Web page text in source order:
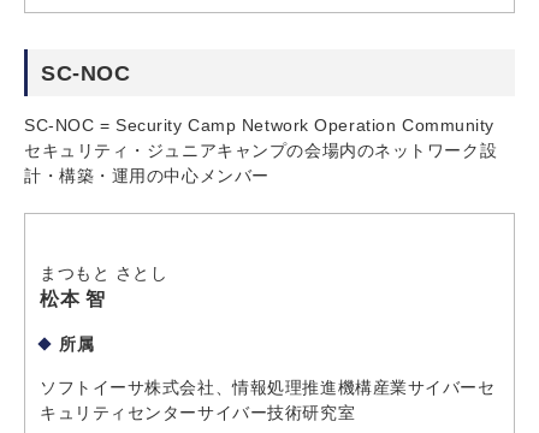
SC-NOC
SC-NOC = Security Camp Network Operation Community
セキュリティ・ジュニアキャンプの会場内のネットワーク設
計・構築・運用の中心メンバー
まつもと さとし
松本 智
所属
ソフトイーサ株式会社、情報処理推進機構産業サイバーセ
キュリティセンターサイバー技術研究室